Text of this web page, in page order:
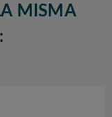
MISMA